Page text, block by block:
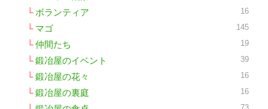
ボランティア 16
マゴ 145
仲間たち 19
鍛冶屋のイベント 39
鍛冶屋の花々 16
鍛冶屋の裏庭 16